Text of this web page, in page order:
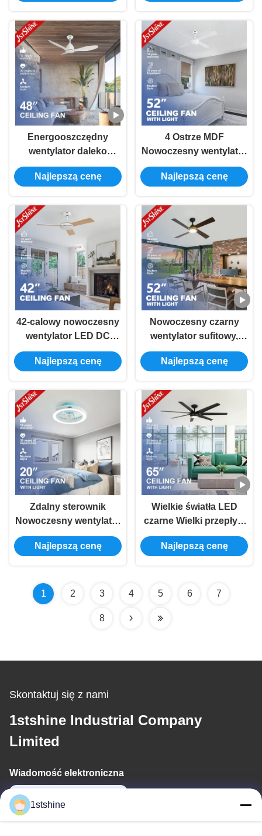
Energooszczędny
wentylator daleko
sterowany z 3
plastikowymi ostrzami w
dekoracyjnym
Najlepszą cenę
4 Ostrze MDF
Nowoczesny wentylator
sufitowy LED Light 5
prędkości Pilot do
Najlepszą cenę
42-calowy nowoczesny
wentylator LED DC
Motor MDF Blade
Remote LED Ceiling
Najlepszą cenę
Nowoczesny czarny
wentylator sufitowy,
zdalne sterowanie,
wysokie obroty na
Najlepszą cenę
Zdalny sterownik
Nowoczesny wentylator
sufitowy LED Pokój
sypialny 6 prędkości
Najlepszą cenę
Wielkie światła LED
czarne Wielki przepływ
powietrza Nowoczesne
wentylatory sufitowe
Najlepszą cenę
1 2 3 4 5 6 7
8
Skontaktuj się z nami
1stshine Industrial Company
Limited
Wiadomość elektroniczna
1stshine